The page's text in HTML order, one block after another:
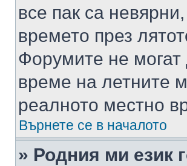
все пак са
времето през
Форумите не могат
време на летните
реалното местно
Върнете се в началото
» Родния ми език